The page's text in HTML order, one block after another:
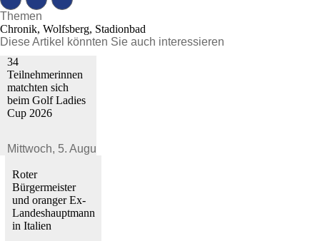
Themen
Chronik, Wolfsberg, Stadionbad
Diese Artikel könnten Sie auch interessieren
34
Teilnehmerinnen
matchten sich
beim Golf Ladies
Cup 2026
Mittwoch, 5. August 2026
Roter
Bürgermeister
und oranger Ex-
Landeshauptmann
in Italien